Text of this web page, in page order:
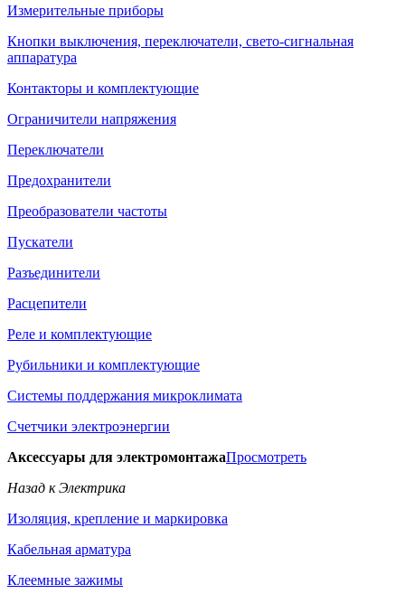
Измерительные приборы
Кнопки выключения, переключатели, свето-сигнальная
аппаратура
Контакторы и комплектующие
Ограничители напряжения
Переключатели
Предохранители
Преобразователи частоты
Пускатели
Разъединители
Расцепители
Реле и комплектующие
Рубильники и комплектующие
Системы поддержания микроклимата
Счетчики электроэнергии
Аксессуары для электромонтажаПросмотреть
Назад к Электрика
Изоляция, крепление и маркировка
Кабельная арматура
Клеемные зажимы